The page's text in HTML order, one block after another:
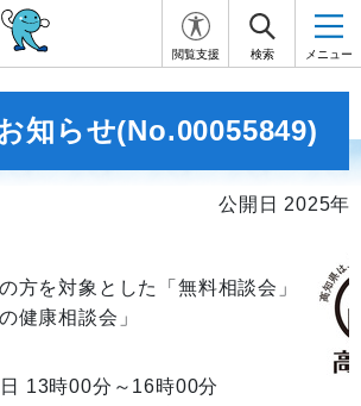
閲覧支援 検索 メニュー
知らせ(No.00055849)
公開日 2025年
方を対象とした「無料相談会」
健康相談会」
13時00分～16時00分